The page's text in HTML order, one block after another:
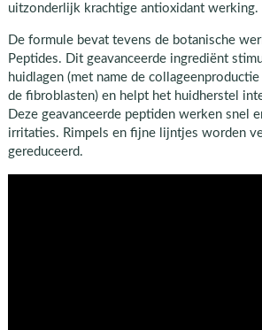
uitzonderlijk krachtige antioxidant werking.
De formule bevat tevens de botanische
Peptides. Dit geavanceerde ingrediënt
huidlagen (met name de
de fibroblasten) en helpt het huidherstel
Deze geavanceerde peptiden werken snel
irritaties. Rimpels en fijne lijntjes worden
gereduceerd.